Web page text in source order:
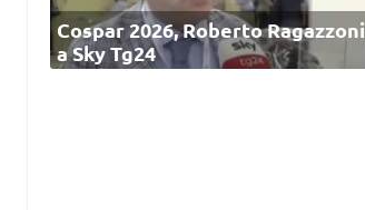
Cospar 2026, Roberto Ragazzoni
a Sky Tg24